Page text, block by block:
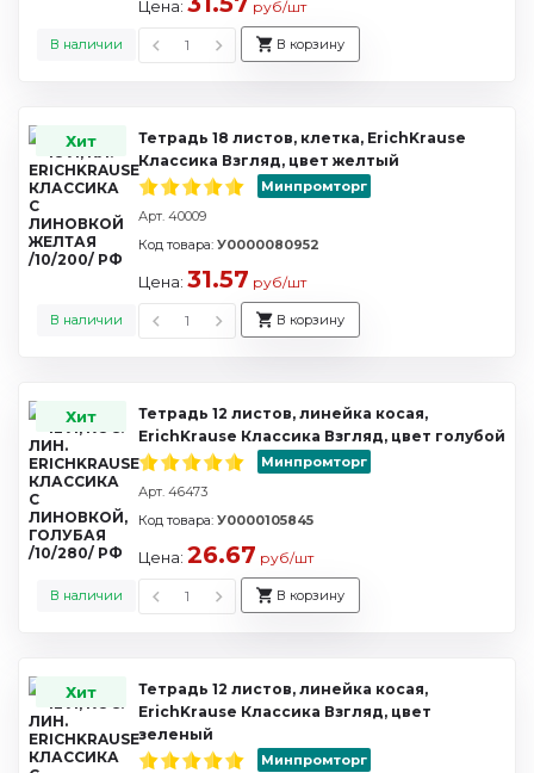
В наличии
Цена: руб/шт
В корзину
Хит
Тетрадь 18 листов, клетка, ErichKrause
Классика Взгляд, цвет желтый
Минпромторг
Арт. 40009
В наличии
Код товара: У0000080952
Цена: 31.57 руб/шт
В корзину
Хит
Тетрадь 12 листов, линейка косая,
ErichKrause Классика Взгляд, цвет голубой
Минпромторг
Арт. 46473
В наличии
Код товара: У0000105845
Цена: 26.67 руб/шт
В корзину
Хит
Тетрадь 12 листов, линейка косая,
ErichKrause Классика Взгляд, цвет
зеленый
Минпромторг